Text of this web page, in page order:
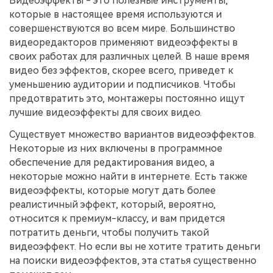
Темы видео
Самые популярные темы
видео на YouTube 2025
Маркетинговый
календарь
Спланируйте маркетинговую
кампанию для своих целей
Центр авторов
Вдохновляйтесь нашими
Специальные
"сделай
сам"
Создавайте видеоэффекты
самостоятельно, как
настоящий профессионал
Сообщество
Истории клиентов
Клиенты делятся своими
историями с Filmora
Партнёрская
программа
Партнёрство на уровне
корпоративного сектора
Приступая к работе
поиск
которые в настоящее время используются и
совершенствуются во всем мире. Большинство
видеоредакторов применяют видеоэффекты в
своих работах для различных целей. В наше время
видео без эффектов, скорее всего, приведет к
уменьшению аудитории и подписчиков. Чтобы
предотвратить это, монтажеры постоянно ищут
лучшие видеоэффекты для своих видео.
Существует множество вариантов видеоэффектов.
Некоторые из них включены в программное
обеспечение для редактирования видео, а
некоторые можно найти в интернете. Есть также
видеоэффекты, которые могут дать более
реалистичный эффект, который, вероятно,
относится к премиум-классу, и вам придется
потратить деньги, чтобы получить такой
видеоэффект. Но если вы не хотите тратить деньги
на поиски видеоэффектов, эта статья существенно